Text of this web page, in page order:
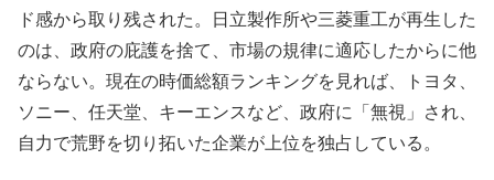
ド感から取り残された。日立製作所や三菱重工が再生した
のは、政府の庇護を捨て、市場の規律に適応したからに他
ならない。現在の時価総額ランキングを見れば、トヨタ、
ソニー、任天堂、キーエンスなど、政府に「無視」され、
自力で荒野を切り拓いた企業が上位を独占している。